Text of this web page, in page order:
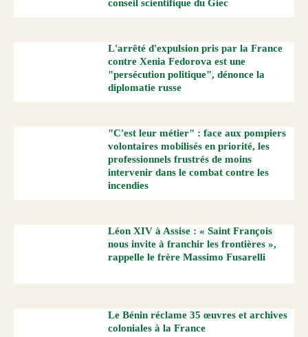
conseil scientifique du Giec
L'arrêté d'expulsion pris par la France
contre Xenia Fedorova est une
"persécution politique", dénonce la
diplomatie russe
"C'est leur métier" : face aux pompiers
volontaires mobilisés en priorité, les
professionnels frustrés de moins
intervenir dans le combat contre les
incendies
Léon XIV à Assise : « Saint François
nous invite à franchir les frontières »,
rappelle le frère Massimo Fusarelli
Le Bénin réclame 35 œuvres et archives
coloniales à la France